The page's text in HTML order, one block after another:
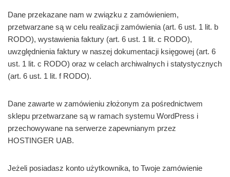
Dane przekazane nam w związku z zamówieniem,
przetwarzane są w celu realizacji zamówienia (art. 6 ust. 1 lit. b
RODO), wystawienia faktury (art. 6 ust. 1 lit. c RODO),
uwzględnienia faktury w naszej dokumentacji księgowej (art. 6
ust. 1 lit. c RODO) oraz w celach archiwalnych i statystycznych
(art. 6 ust. 1 lit. f RODO).
Dane zawarte w zamówieniu złożonym za pośrednictwem
sklepu przetwarzane są w ramach systemu WordPress i
przechowywane na serwerze zapewnianym przez
HOSTINGER UAB.
Jeżeli posiadasz konto użytkownika, to Twoje zamówienie